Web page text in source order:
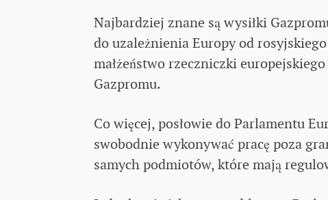
Najbardziej znane są wysiłki
do ​​uzależnienia Europy od
małżeństwo rzeczniczki
Gazpromu.
Co więcej, posłowie do Parlamentu
swobodnie wykonywać pracę poza
samych podmiotów, które mają